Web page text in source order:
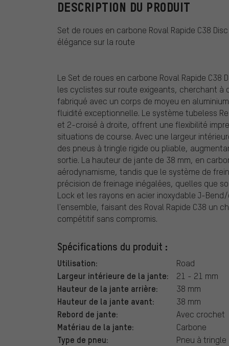
DESCRIPTION DU PRODUIT
Set de roues en carbone Roval Rapide C38
élégance sur la route
Le Set de roues en carbone Roval Rapide
les cyclistes sur route exigeants, cherchant à
fabriqué avec un corps de moyeu en
fluidité exceptionnelle. Le système tubeless
et 2-croisé à droite, offrent une flexibilité
situations de course. Avec une largeur
des pneus à tringle rigide ou pliable,
sortie. La hauteur de jante de 38 mm, en
aérodynamisme, tandis que le système de
précision de freinage inégalées, quelles que
Lock et les rayons en acier inoxydable J-
l'ensemble, faisant des Roval Rapide C38 un
compétitif sans compromis.
Spécifications du produit :
Utilisation: Road
Largeur intérieure de la jante: 21 - 21 mm
Hauteur de la jante arrière: 38 mm
Hauteur de la jante avant: 38 mm
Rebord de jante: Avec crochet
Matériau de la jante: Carbone
Type de pneu: Pneu à